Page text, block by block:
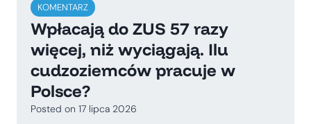
KOMENTARZ
Wpłacają do ZUS 57 razy
więcej, niż wyciągają. Ilu
cudzoziemców pracuje w
Polsce?
Posted on 17 lipca 2026